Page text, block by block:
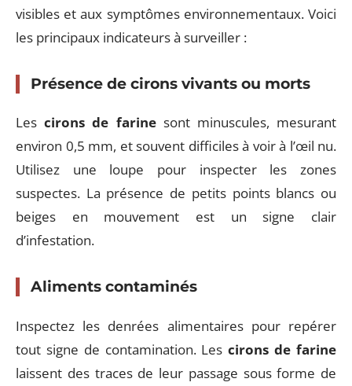
visibles et aux symptômes environnementaux. Voici
les principaux indicateurs à surveiller :
Présence de cirons vivants ou morts
Lescirons de farinesont minuscules, mesurant
environ 0,5 mm, et souvent difficiles à voir à l’œil nu.
Utilisez une loupe pour inspecter les zones
suspectes. La présence de petits points blancs ou
beiges en mouvement est un signe clair
d’infestation.
Aliments contaminés
Inspectez les denrées alimentaires pour repérer
tout signe de contamination. Lescirons de farine
laissent des traces de leur passage sous forme de